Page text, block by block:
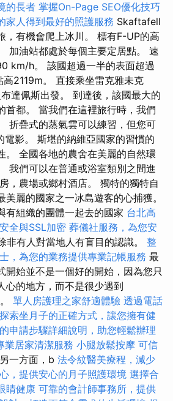
的長者 掌握On-Page SEO優化技巧
家人得到最好的照護服務 Skaftafell
，有機會爬上冰川。 標有F-UP的高
加油站都處於每個主要定居點。 速
km/h。 該國超過一半的表面超過
2119m。 直接乘坐雷克雅未克
達佩斯出發。 到達後，該國最大的
首都。 當我們在這裡旅行時，我們
折疊式的蒸氣雲可以練習，但您可
影。 斯堪的納維亞國家的習慣的
。 全國各地的農舍在美麗的自然環
我們可以在普通或浴室類別之間進
，農場或鄉村酒店。 獨特的獨特自
麗的國家之一冰島遊客的心捕獲。
有組織的團體一起去的國家 台北高
全與SSL加密 葬儀社服務，為您安
非有人對當地人有盲目的認識。 整
，為您的業務提供專業記帳服務 最
開始並不是一個好的開始，因為您只
心的地方，而不是很少遇到
單人房護理之家舒適體驗 透過電話
探索坐月子的正確方式，讓您擁有健
申請步驟詳細說明，助您輕鬆辦理
業居家清潔服務 小腿放鬆按摩 可信
另一方面，b 法令紋醫美療程，減少
，提供安心的月子照護環境 選擇合
睛健康 可靠的會計師事務所，提供